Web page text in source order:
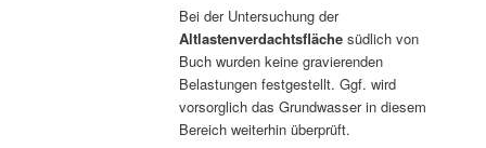
Bei der Untersuchung der
Altlastenverdachtsflächesüdlich von
Buch wurden keine gravierenden
Belastungen festgestellt. Ggf. wird
vorsorglich das Grundwasser in diesem
Bereich weiterhin überprüft.